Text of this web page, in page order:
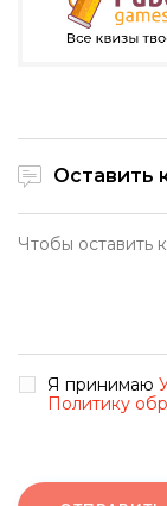
Оставить
Я принимаю
Политику